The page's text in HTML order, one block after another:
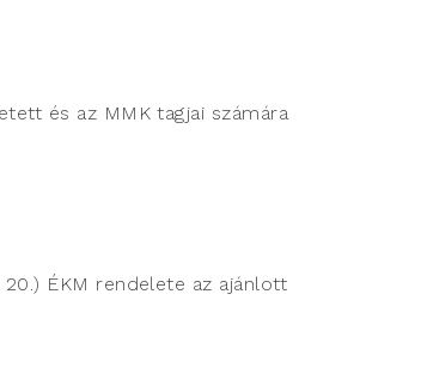
és az MMK tagjai számára
ÉKM rendelete az ajánlott